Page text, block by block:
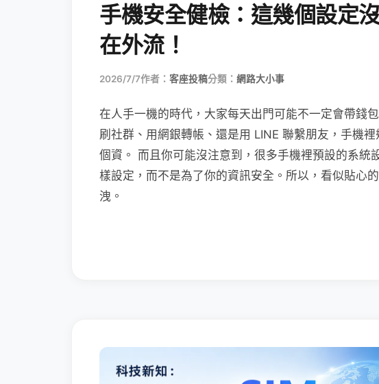
手機安全健檢：這幾個設定
在外流！
2026/7/7作者： 客座投稿分類： 網路大小事
在人手一機的時代，大家每天出門可能不一定會帶錢
刷社群、用網銀轉帳、還是用 LINE 聯繫朋友，手機
個資。 而且你可能沒注意到，很多手機裡預設的系統
樣設定，而不是為了你的資訊安全。所以，看似貼心
洩。